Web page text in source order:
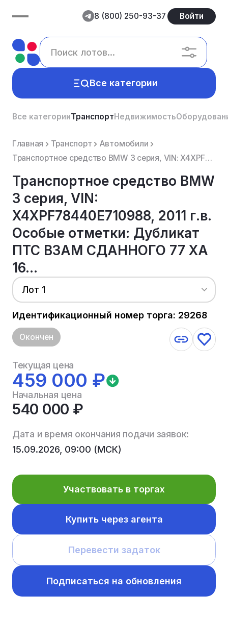
8 (800) 250-93-37 Войти
Все категории
Все категорииТранспортНедвижимость
Главная Транспорт
Автомобили
Транспортное средство BMW 3 серия, VIN: X4XPF78440E710988, 2011 г.в. Особые отметки: Дубликат ПТС ВЗ...
Транспортное средство BMW
3 серия, VIN:
X4XPF78440E710988, 2011 г.в.
Особые отметки: Дубликат
ПТС ВЗАМ СДАННОГО 77 ХА
16...
Лот 1
Идентификационный номер торга: 29268
Окончен
Текущая цена
459 000 ₽
Начальная цена
540 000 ₽
Дата и время окончания подачи заявок:
15.09.2026, 09:00 (МСК)
Участвовать в торгах
Купить через агента
Перевести задаток
Подписаться на обновления